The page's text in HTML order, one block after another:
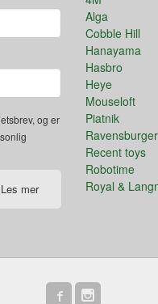
og er
Les mer
Alga
Cobble Hill
Hanayama
Hasbro
Heye
Mouseloft
Piatnik
Ravensburger
Recent toys
Robotime
Royal &